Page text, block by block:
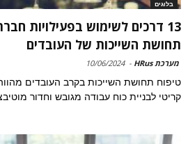
בלוגים
13 דרכים לשימוש בפעילויות
תחושת השייכות של העובדים
מערכת HRus -
10/06/2024
טיפוח תחושת השייכות בקרב העובדים
קריטי לבניית כוח עבודה מגובש וחדור